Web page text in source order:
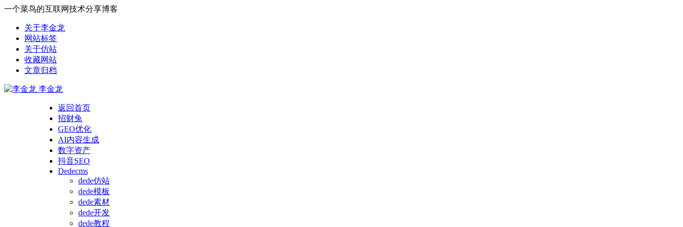
一个菜鸟的互联网技术分享博客
关于李金龙
网站标签
关于仿站
收藏网站
文章归档
李金龙
返回首页
招财兔
GEO优化
AI内容生成
数字资产
抖音SEO
Dedecms
dede仿站
dede模板
dede素材
dede开发
dede教程